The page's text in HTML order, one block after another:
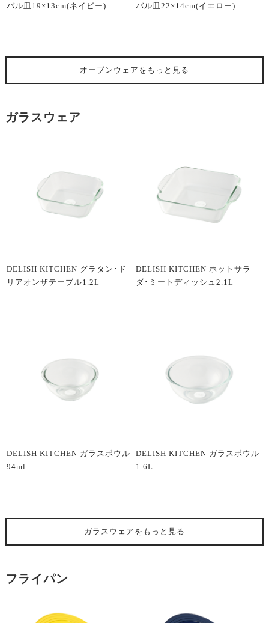
バル皿19×13cm(ネイビー)
バル皿22×14cm(イエロー)
オーブンウェア をもっと見る
ガラスウェア
DELISH KITCHEN グラタン･ド
リアオンザテーブル1.2L
DELISH KITCHEN ホットサラ
ダ･ミートディッシュ2.1L
DELISH KITCHEN ガラスボウル
94ml
DELISH KITCHEN ガラスボウル
1.6L
ガラスウェア をもっと見る
フライパン